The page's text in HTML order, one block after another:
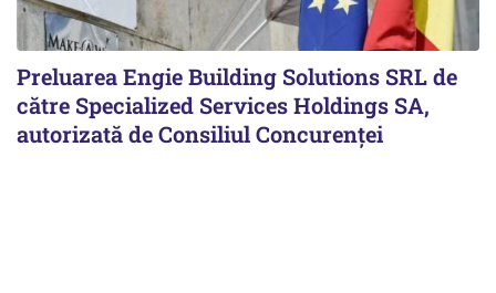
Preluarea Engie Building Solutions SRL de
către Specialized Services Holdings SA,
autorizată de Consiliul Concurenţei